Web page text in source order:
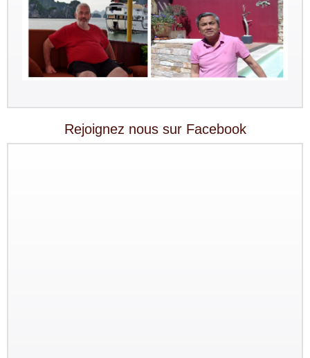
Rejoignez nous sur Facebook